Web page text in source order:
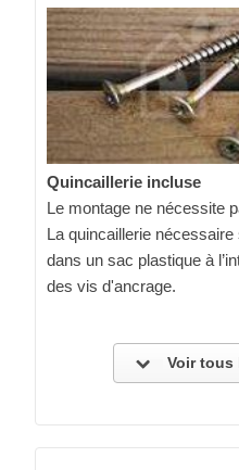
Quincaillerie incluse
Le montage ne nécessite
La quincaillerie
dans un sac plastique à
des vis d'ancrage.
Voir tous